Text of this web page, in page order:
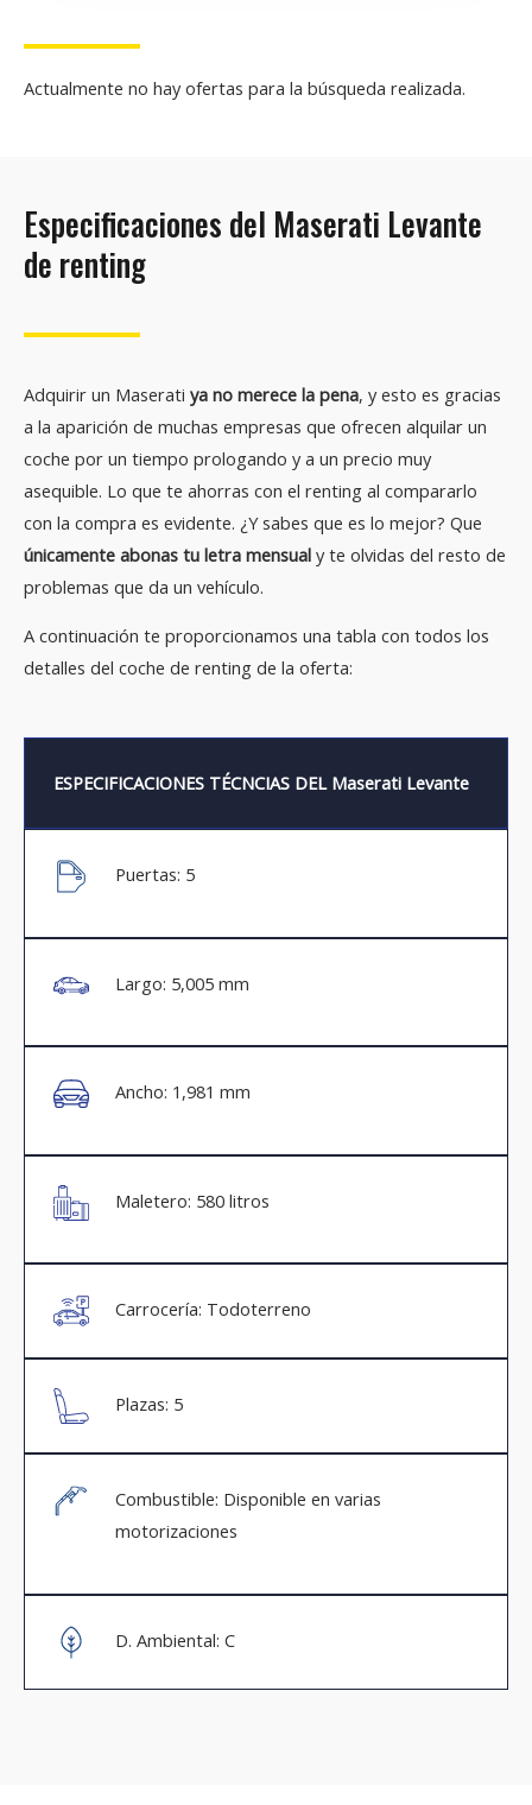
Actualmente no hay ofertas para la búsqueda realizada.
Especificaciones del Maserati Levante
de renting
Adquirir un Maserati ya no merece la pena, y esto es gracias
a la aparición de muchas empresas que ofrecen alquilar un
coche por un tiempo prologando y a un precio muy
asequible. Lo que te ahorras con el renting al compararlo
con la compra es evidente. ¿Y sabes que es lo mejor? Que
únicamente abonas tu letra mensual y te olvidas del resto de
problemas que da un vehículo.
A continuación te proporcionamos una tabla con todos los
detalles del coche de renting de la oferta:
ESPECIFICACIONES TÉCNCIAS DEL Maserati Levante
Puertas: 5
Largo: 5,005 mm
Ancho: 1,981 mm
Maletero: 580 litros
Carrocería: Todoterreno
Plazas: 5
Combustible: Disponible en varias
motorizaciones
D. Ambiental: C